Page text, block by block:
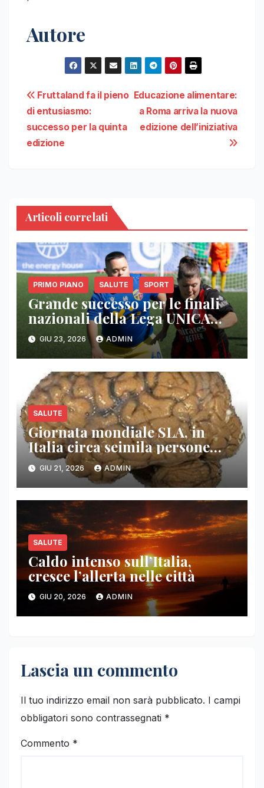
Autore
Navigazione
articoli
Educazione alimentare:
a Roma arriva la nuova
edizione dell’iniziativa
Fruttaland fa il pieno
di entusiasmo:
successo per la quinta
edizione
Articoli correlati
PRIMO PIANO SALUTE SPORT
Grande successo per le finali
nazionali della Lega UNICA
Snam: tre giorni di sport,
inclusione e condivisione
GIU 23, 2026 ADMIN
SALUTE
Giornata mondiale SLA, in
Italia circa seimila persone
convivono con la malattia
GIU 21, 2026 ADMIN
SALUTE
Caldo intenso sull’Italia,
cresce l’allerta nelle città
GIU 20, 2026 ADMIN
Lascia un commento
Il tuo indirizzo email non sarà pubblicato. I campi
obbligatori sono contrassegnati *
Commento *